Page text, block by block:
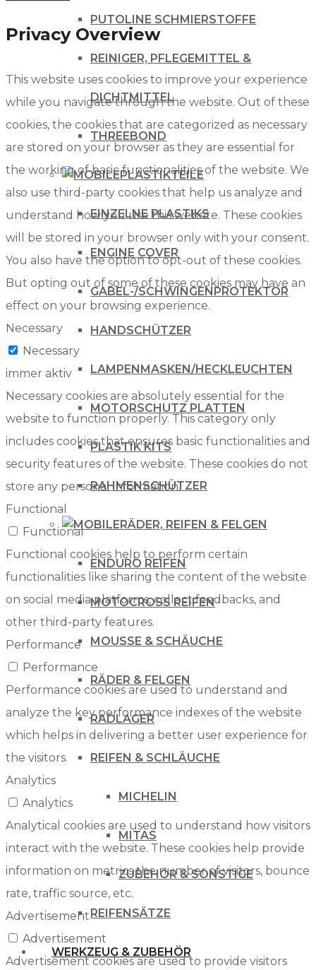
PUTOLINE SCHMIERSTOFFE
REINIGER, PFLEGEMITTEL &
DICHTMITTEL
THREEBOND
PLASTIKTEILE
EINZELNE PLASTIKS
ENGINE COVER
GABEL-/SCHWINGENPROTEKTOR
HANDSCHÜTZER
LAMPENMASKEN/HECKLEUCHTEN
MOTORSCHUTZ PLATTEN
PLASTIK KITS
RAHMENSCHÜTZER
RÄDER, REIFEN & FELGEN
ENDURO REIFEN
MOTOCROSS REIFEN
MOUSSE & SCHÄUCHE
RÄDER & FELGEN
RADLAGER
REIFEN & SCHLÄUCHE
MICHELIN
MITAS
ZUBEHÖR & SONSTIGE
REIFENSÄTZE
WERKZEUG & ZUBEHÖR
Privacy Overview
This website uses cookies to improve your experience
while you navigate through the website. Out of these
cookies, the cookies that are categorized as necessary
are stored on your browser as they are essential for
the working of basic functionalities of the website. We
also use third-party cookies that help us analyze and
understand how you use this website. These cookies
will be stored in your browser only with your consent.
You also have the option to opt-out of these cookies.
But opting out of some of these cookies may have an
effect on your browsing experience.
Necessary
Necessary
immer aktiv
Necessary cookies are absolutely essential for the
website to function properly. This category only
includes cookies that ensures basic functionalities and
security features of the website. These cookies do not
store any personal information.
Functional
Functional
Functional cookies help to perform certain
functionalities like sharing the content of the website
on social media platforms, collect feedbacks, and
other third-party features.
Performance
Performance
Performance cookies are used to understand and
analyze the key performance indexes of the website
which helps in delivering a better user experience for
the visitors.
Analytics
Analytics
Analytical cookies are used to understand how visitors
interact with the website. These cookies help provide
information on metrics the number of visitors, bounce
rate, traffic source, etc.
Advertisement
Advertisement
Advertisement cookies are used to provide visitors